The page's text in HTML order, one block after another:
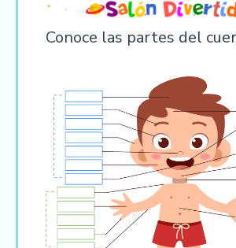
Conoce las partes del